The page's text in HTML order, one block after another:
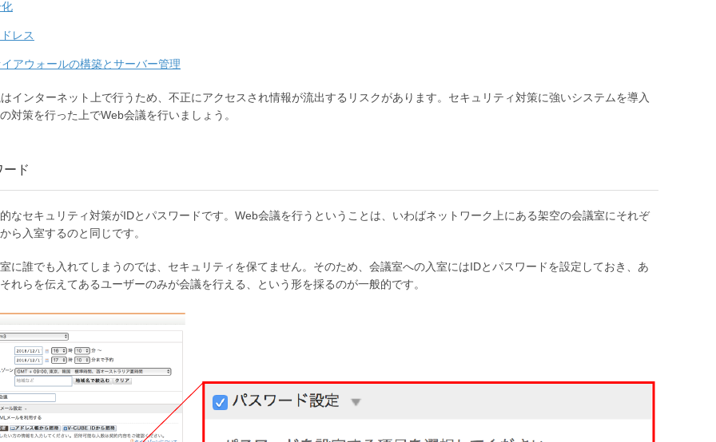
レス
アウォールの構築とサーバー管理
インターネット上で行うため、不正にアクセスされ情報が流出するリスクがあります。セキュリティ対策に強いシステムを導入
対策を行った上でWeb会議を行いましょう。
ード
なセキュリティ対策がIDとパスワードです。Web会議を行うということは、いわばネットワーク上にある架空の会議室にそれぞ
ら入室するのと同じです。
に誰でも入れてしまうのでは、セキュリティを保てません。そのため、会議室への入室にはIDとパスワードを設定しておき、あ
れらを伝えてあるユーザーのみが会議を行える、という形を採るのが一般的です。